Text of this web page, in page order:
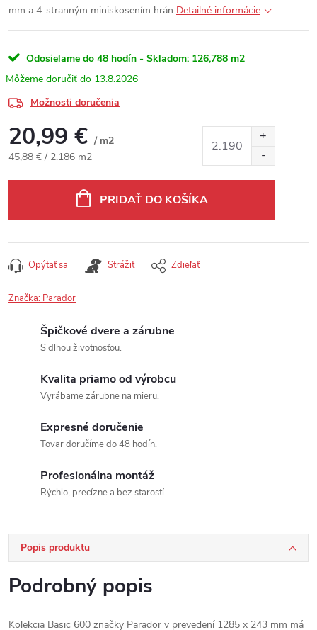
mm a 4-stranným miniskosením hrán Detailné informácie
Odosielame do 48 hodín - Skladom: 126,788 m2
13.8.2026
Možnosti doručenia
20,99 € / m2
Jednotková cena:
45,88 € / 2.186 m2
PRIDAŤ DO KOŠÍKA
Opýtať sa Strážiť Zdieľať
Značka: Parador
Špičkové dvere a zárubne
S dlhou životnosťou.
Kvalita priamo od výrobcu
Vyrábame zárubne na mieru.
Expresné doručenie
Tovar doručíme do 48 hodín.
Profesionálna montáž
Rýchlo, precízne a bez starostí.
Popis produktu
Podrobný popis
Kolekcia Basic 600 značky Parador v prevedení 1285 x 243 mm má